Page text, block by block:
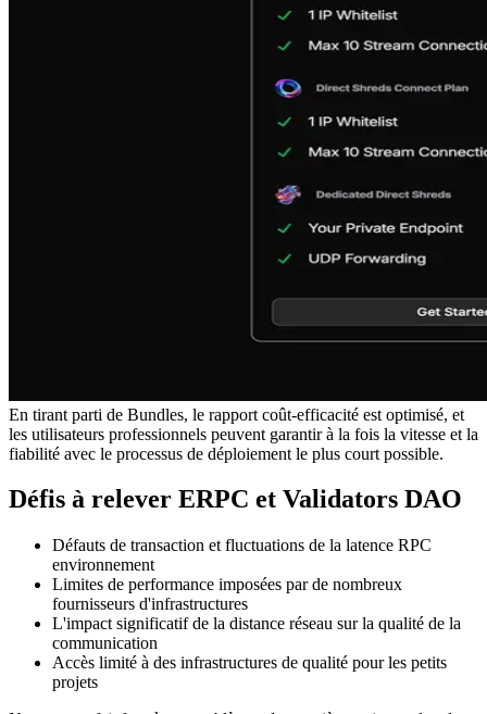
En tirant parti de Bundles, le rapport coût-efficacité est optimisé, et
les utilisateurs professionnels peuvent garantir à la fois la vitesse et la
fiabilité avec le processus de déploiement le plus court possible.
Défis à relever ERPC et Validators DAO
Défauts de transaction et fluctuations de la latence RPC
environnement
Limites de performance imposées par de nombreux
fournisseurs d'infrastructures
L'impact significatif de la distance réseau sur la qualité de la
communication
Accès limité à des infrastructures de qualité pour les petits
projets